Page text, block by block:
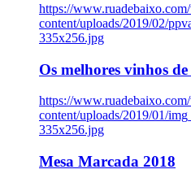
https://
content/uploads/2019/02/
335x256.jpg
Os melhores vinhos
https://
content/uploads/2019/01/
335x256.jpg
Mesa Marcada 2018